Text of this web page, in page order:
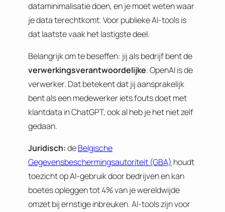
dataminimalisatie doen, en je moet weten waar
je data terechtkomt. Voor publieke AI-tools is
dat laatste vaak het lastigste deel.
Belangrijk om te beseffen: jij als bedrijf bent de
verwerkingsverantwoordelijke. OpenAI is de
verwerker. Dat betekent dat jij aansprakelijk
bent als een medewerker iets fouts doet met
klantdata in ChatGPT, ook al heb je het niet zelf
gedaan.
Juridisch:deBelgische
Gegevensbeschermingsautoriteit (GBA) houdt
toezicht op AI-gebruik door bedrijven en kan
boetes opleggen tot 4% van je wereldwijde
omzet bij ernstige inbreuken. AI-tools zijn voor